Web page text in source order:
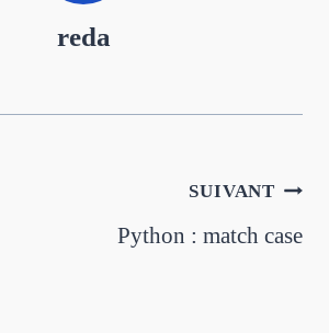
reda
SUIVANT
Python : match case